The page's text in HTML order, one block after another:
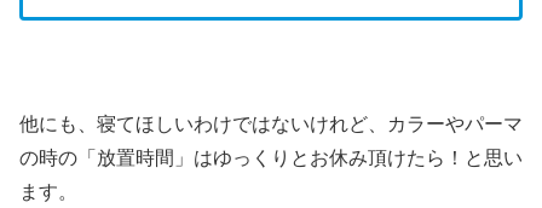
他にも、寝てほしいわけではないけれど、カラーやパーマ
の時の「放置時間」はゆっくりとお休み頂けたら！と思い
ます。